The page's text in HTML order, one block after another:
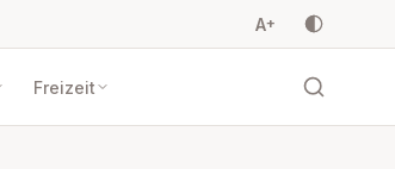
A+
Freizeit